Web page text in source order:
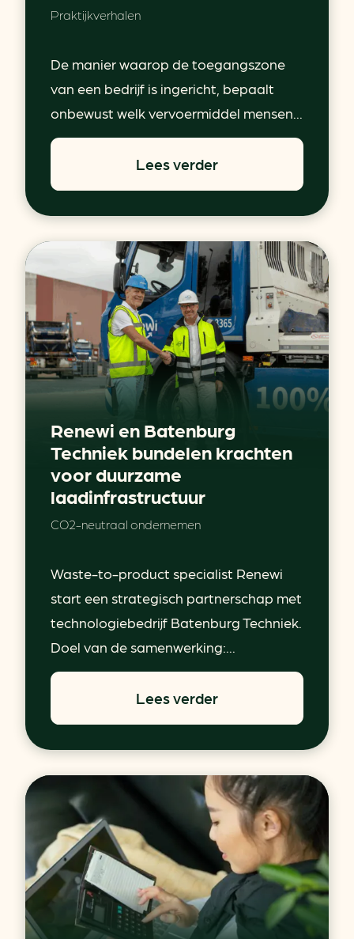
Praktijkverhalen
De manier waarop de toegangszone
van een bedrijf is ingericht, bepaalt
onbewust welk vervoermiddel mensen...
Lees verder
Renewi en Batenburg
Techniek bundelen krachten
voor duurzame
laadinfrastructuur
CO2-neutraal ondernemen
Waste-to-product specialist Renewi
start een strategisch partnerschap met
technologiebedrijf Batenburg Techniek.
Doel van de samenwerking:...
Lees verder